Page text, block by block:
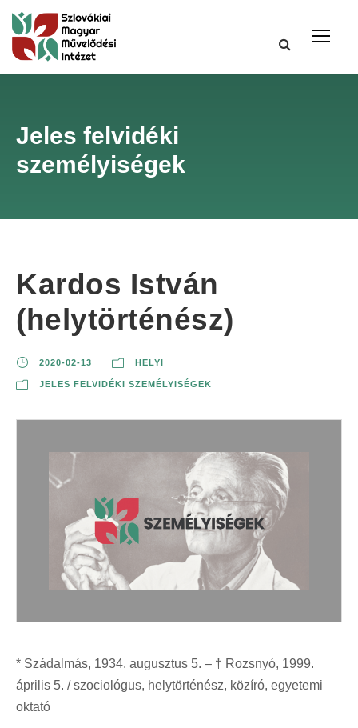
Jeles felvidéki
személyiségek
Kardos István
(helytörténész)
2020-02-13 HELYI
JELES FELVIDÉKI SZEMÉLYISÉGEK
* Szádalmás, 1934. augusztus 5. – † Rozsnyó, 1999.
április 5. / szociológus, helytörténész, közíró, egyetemi
oktató